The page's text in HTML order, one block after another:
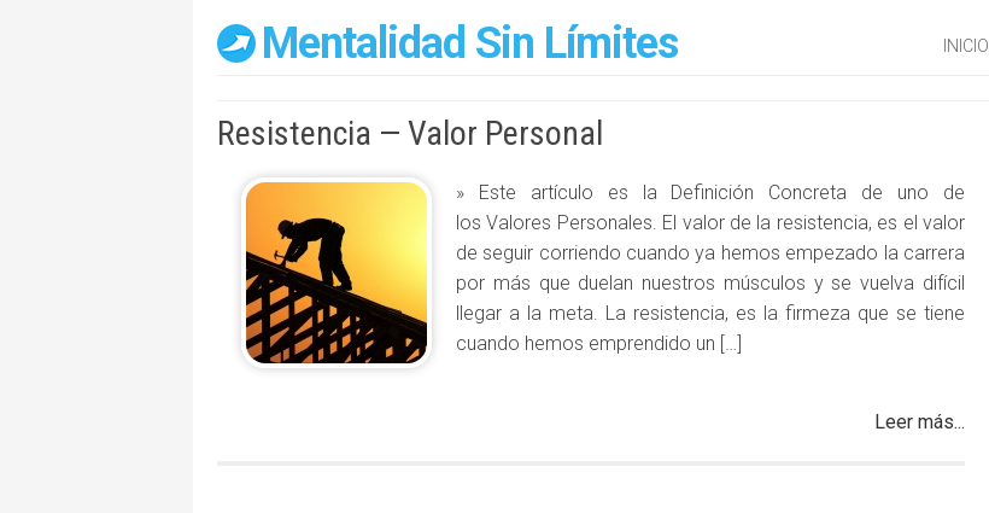
Mentalidad Sin Límites INICIO
Resistencia — Valor Personal
» Este artículo es la Definición Concreta de uno de
los Valores Personales. El valor de la resistencia, es el valor
de seguir corriendo cuando ya hemos empezado la carrera
por más que duelan nuestros músculos y se vuelva difícil
llegar a la meta. La resistencia, es la firmeza que se tiene
cuando hemos emprendido un […]
Leer más...